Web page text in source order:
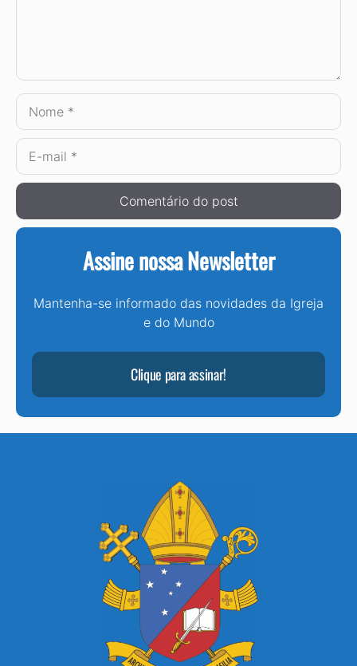
Nome
E-
mail
Assine nossa Newsletter
Mantenha-se informado das novidades da Igreja
e do Mundo
Clique para assinar!